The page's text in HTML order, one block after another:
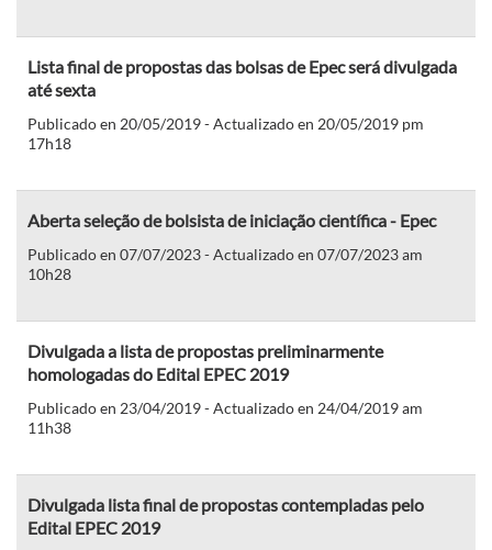
Lista final de propostas das bolsas de Epec será divulgada
até sexta
Publicado en 20/05/2019 - Actualizado en 20/05/2019 pm
17h18
Aberta seleção de bolsista de iniciação científica - Epec
Publicado en 07/07/2023 - Actualizado en 07/07/2023 am
10h28
Divulgada a lista de propostas preliminarmente
homologadas do Edital EPEC 2019
Publicado en 23/04/2019 - Actualizado en 24/04/2019 am
11h38
Divulgada lista final de propostas contempladas pelo
Edital EPEC 2019